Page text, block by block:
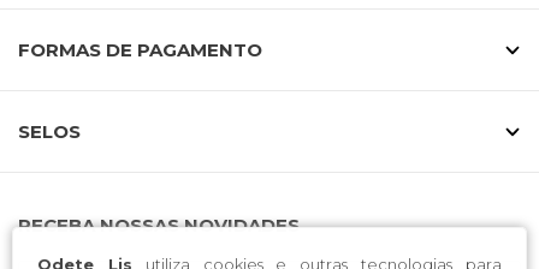
Odete Lis utiliza cookies e outras tecnologias para
FORMAS DE PAGAMENTO
SELOS
RECEBA NOSSAS NOVIDADES